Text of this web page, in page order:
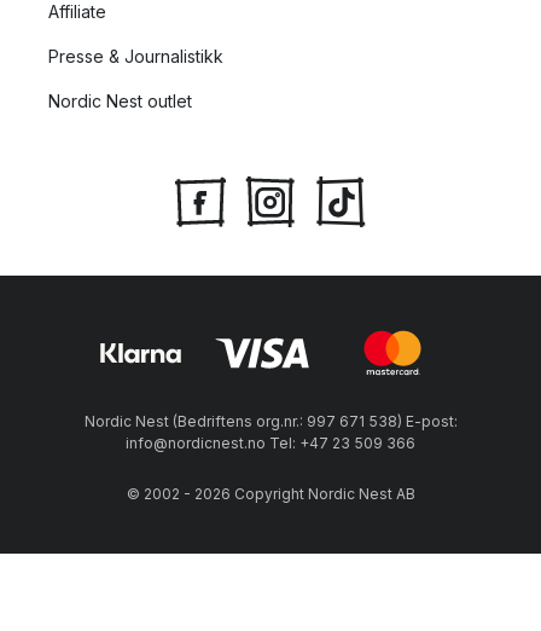
Affiliate
Presse & Journalistikk
Nordic Nest outlet
Nordic Nest (Bedriftens org.nr.: 997 671 538) E-post:
info@nordicnest.no Tel: +47 23 509 366
© 2002 - 2026 Copyright Nordic Nest AB